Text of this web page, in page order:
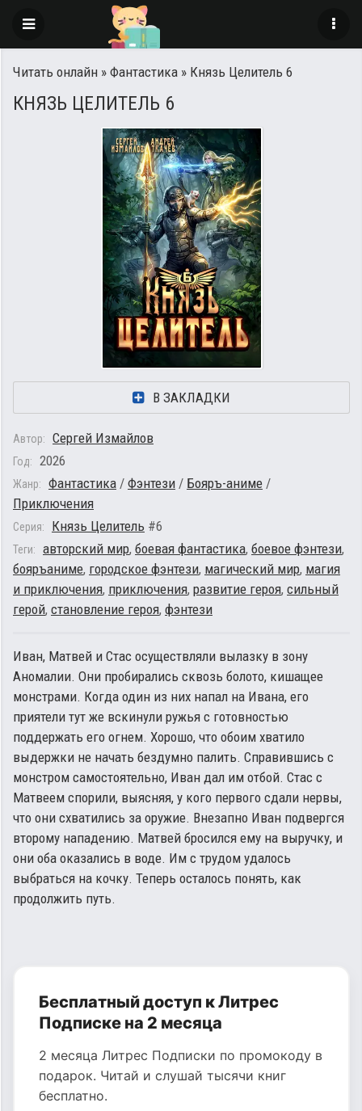
Читать онлайн » Фантастика » Князь Целитель 6
КНЯЗЬ ЦЕЛИТЕЛЬ 6
В ЗАКЛАДКИ
Автор: Сергей Измайлов
Год: 2026
Жанр: Фантастика / Фэнтези / Бояръ-аниме /
Приключения
Серия: Князь Целитель #6
Теги: авторский мир, боевая фантастика, боевое фэнтези,
бояръаниме, городское фэнтези, магический мир, магия
и приключения, приключения, развитие героя, сильный
герой, становление героя, фэнтези
Иван, Матвей и Стас осуществляли вылазку в зону
Аномалии. Они пробирались сквозь болото, кишащее
монстрами. Когда один из них напал на Ивана, его
приятели тут же вскинули ружья с готовностью
поддержать его огнем. Хорошо, что обоим хватило
выдержки не начать бездумно палить. Справившись с
монстром самостоятельно, Иван дал им отбой. Стас с
Матвеем спорили, выясняя, у кого первого сдали нервы,
что они схватились за оружие. Внезапно Иван подвергся
второму нападению. Матвей бросился ему на выручку, и
они оба оказались в воде. Им с трудом удалось
выбраться на кочку. Теперь осталось понять, как
продолжить путь.
Бесплатный доступ к Литрес
Подписке на 2 месяца
2 месяца Литрес Подписки по промокоду в
подарок. Читай и слушай тысячи книг
бесплатно.